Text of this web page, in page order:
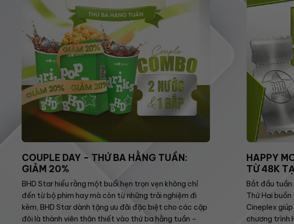
COUPLE DAY – THỨ BA HẰNG TUẦN:
GIẢM 20%
BHD Star hiểu rằng một buổi hẹn trọn vẹn không chỉ
đến từ bộ phim hay mà còn từ những trải nghiệm đi
kèm, BHD Star dành tặng ưu đãi đặc biệt cho các cặp
đôi là thành viên thân thiết vào thứ ba hằng tuần –
HAPPY
TỪ 48K
Bắt đầu tuần
Thứ Hai
Cineplex
chương trình